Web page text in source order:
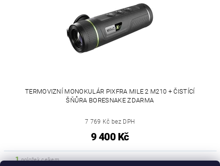
TERMOVIZNÍ MONOKULÁR PIXFRA MILE 2 M210 + ČISTÍCÍ
ŠŇŮRA BORESNAKE ZDARMA
7 769 Kč bez DPH
9 400 Kč
1položek celkem